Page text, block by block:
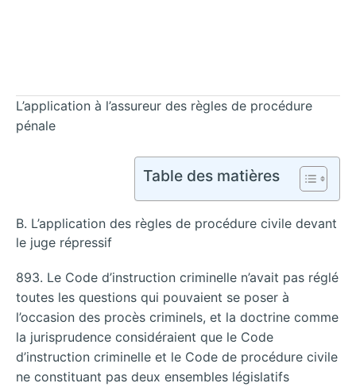
L’application à l’assureur des règles de procédure
pénale
Table des matières
B. L’application des règles de procédure civile devant
le juge répressif
893. Le Code d’instruction criminelle n’avait pas réglé
toutes les questions qui pouvaient se poser à
l’occasion des procès criminels, et la doctrine comme
la jurisprudence considéraient que le Code
d’instruction criminelle et le Code de procédure civile
ne constituant pas deux ensembles législatifs